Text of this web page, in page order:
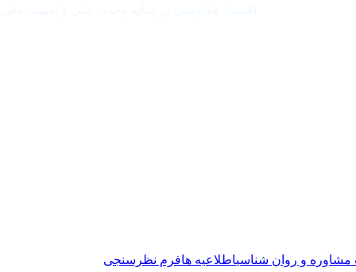
مشاوره و روان شناسیاطلاعیه هافرم نظرسنجی